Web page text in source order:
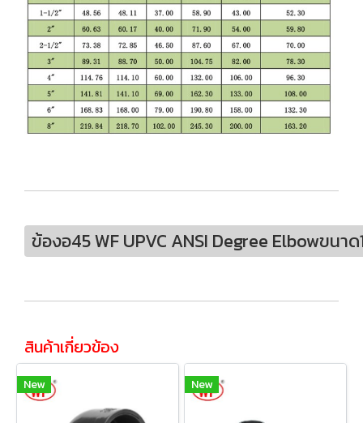
ข้องอ45 WF UPVC ANSI Degree Elbowขนา
สินค้าเกี่ยวข้อง
New New